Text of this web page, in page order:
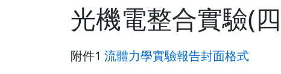
光機電整合實驗(
附件1 流體力學實驗報告封面格式